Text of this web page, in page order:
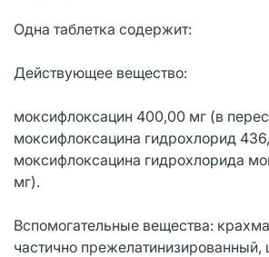
Одна таблетка содержит:
Действующее вещество:
моксифлоксацин 400,00 мг (в
моксифлоксацина гидрохлорид
моксифлоксацина гидрохлорида
мг).
Вспомогательные вещества:
частично прежелатинизированный,